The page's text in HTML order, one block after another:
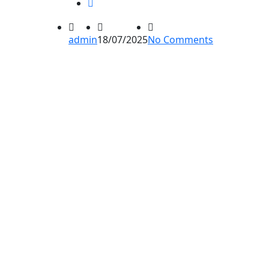
admin18/07/2025No Comments